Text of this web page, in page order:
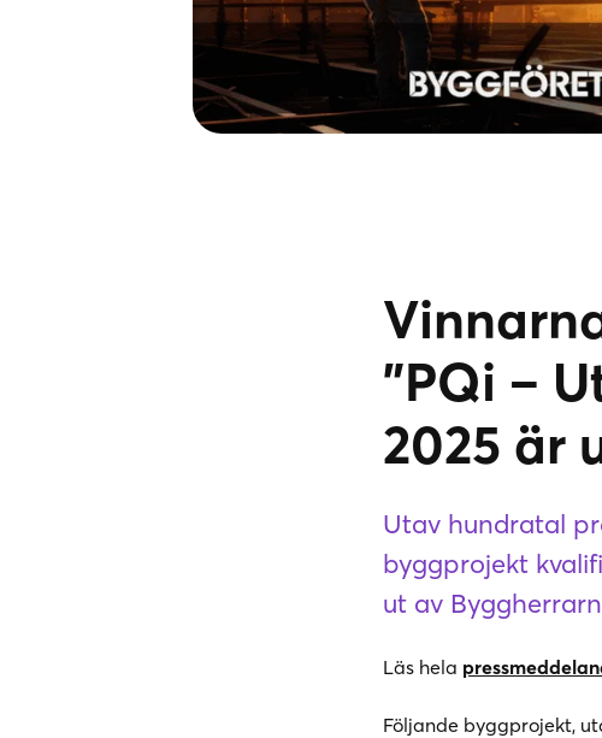
"PQi –
2025 är
Utav hundratal
byggprojekt
ut av
Läs hela
Följande byggprojekt,